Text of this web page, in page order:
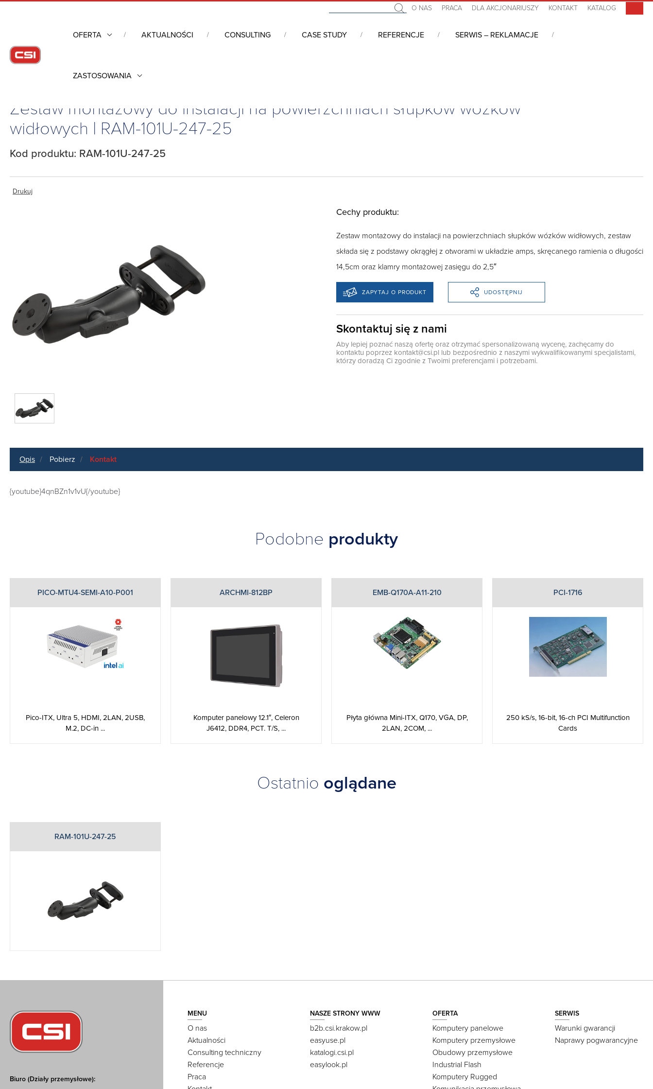
O NAS PRACA DLA AKCJONARIUSZY KONTAKT KATALOG
OFERTA AKTUALNOŚCI CONSULTING CASE STUDY REFERENCJE SERWIS – REKLAMACJE
ZASTOSOWANIA
Komputery przemysłowe
Zestaw montażowy do instalacji na powierzchniach słupków wózków
widłowych | RAM-101U-247-25
Kod produktu: RAM-101U-247-25
Drukuj
Cechy produktu:
Zestaw montażowy do instalacji na powierzchniach słupków wózków widłowych, zestaw
składa się z podstawy okrągłej z otworami w układzie amps, skręcanego ramienia o długości
14,5cm oraz klamry montażowej zasięgu do 2,5″
ZAPYTAJ O PRODUKT UDOSTĘPNIJ
Skontaktuj się z nami
Aby lepiej poznać naszą ofertę oraz otrzymać spersonalizowaną wycenę, zachęcamy do
kontaktu poprzez kontakt@csi.pl lub bezpośrednio z naszymi wykwalifikowanymi specjalistami,
którzy doradzą Ci zgodnie z Twoimi preferencjami i potrzebami.
Opis Pobierz Kontakt
{youtube}4qnBZn1v1vU{/youtube}
Podobne produkty
PICO-MTU4-SEMI-A10-P001
Pico-ITX, Ultra 5, HDMI, 2LAN, 2USB,
M.2, DC-in ...
ARCHMI-812BP
Komputer panelowy 12.1″, Celeron
J6412, DDR4, PCT. T/S, ...
EMB-Q170A-A11-210
Płyta główna Mini-ITX, Q170, VGA, DP,
2LAN, 2COM, ...
PCI-1716
250 kS/s, 16-bit, 16-ch PCI Multifunction
Cards
Ostatnio oglądane
RAM-101U-247-25
Biuro (Działy przemysłowe):
MENU
O nas
Aktualności
Consulting techniczny
Referencje
Praca
NASZE STRONY WWW
b2b.csi.krakow.pl
easyuse.pl
katalogi.csi.pl
easylook.pl
OFERTA
Komputery panelowe
Komputery przemysłowe
Obudowy przemysłowe
Industrial Flash
Komputery Rugged
SERWIS
Warunki gwarancji
Naprawy pogwarancyjne